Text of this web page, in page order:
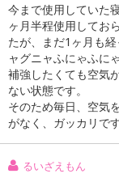
今まで使用していた
ヶ月半程使用してお
たが、まだ1ヶ月も
ャグニャふにゃふに
補強したくても空気
ない状態です。
そのため毎日、空気
がなく、ガッカリで
るいざえもん